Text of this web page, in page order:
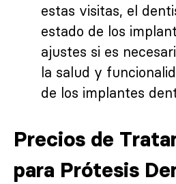
estas visitas, el
estado de los
ajustes si es
la salud y
de los implantes
Precios de
para Prótesis